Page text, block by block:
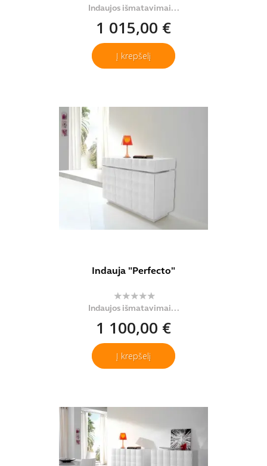
Indaujos išmatavimai...
1 015,00 €
Į krepšelį
Indauja "Perfecto"
Indaujos išmatavimai...
1 100,00 €
Į krepšelį